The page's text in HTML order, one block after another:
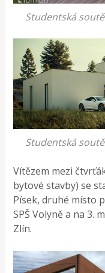
Studentská
Studentská
Vítězem mezi
bytové stavby) se
Písek, druhé místo
SPŠ Volyně a na 3.
Zlín.